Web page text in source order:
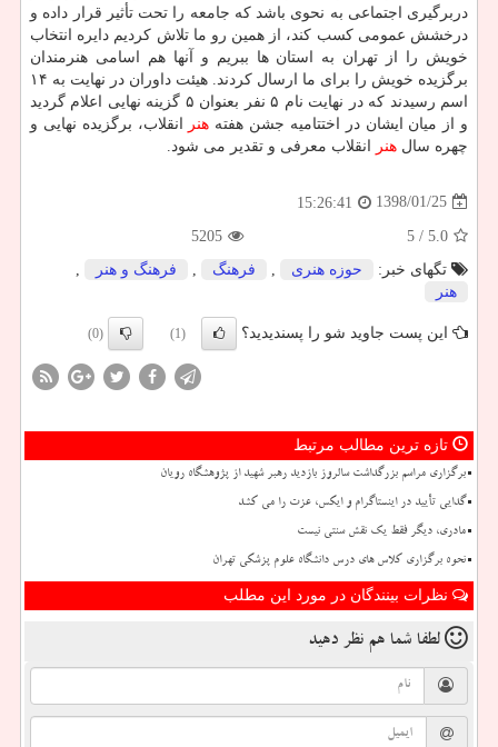
دربرگیری اجتماعی به نحوی باشد كه جامعه را تحت تأثیر قرار داده و
درخشش عمومی كسب كند، از همین رو ما تلاش كردیم دایره انتخاب
خویش را از تهران به استان ها ببریم و آنها هم اسامی هنرمندان
برگزیده خویش را برای ما ارسال كردند. هیئت داوران در نهایت به ۱۴
اسم رسیدند كه در نهایت نام ۵ نفر بعنوان ۵ گزینه نهایی اعلام گردید
و از میان ایشان در اختتامیه جشن هفته هنر
انقلاب، برگزیده نهایی و
چهره سال هنر انقلاب معرفی و تقدیر می شود.
1398/01/25
15:26:41
5.0
/ 5
5205
تگهای خبر:
حوزه هنری فرهنگ فرهنگ و هنر
هنر
این پست جاوید شو را پسندیدید؟ (1)
(0)
تازه ترین مطالب مرتبط
برگزاری مراسم بزرگداشت سالروز بازدید رهبر شهید از پژوهشگاه رویان
گدایی تأیید در اینستاگرام و ایکس، عزت را می کشد
مادری، دیگر فقط یک نقش سنتی نیست
نحوه برگزاری کلاس های درس دانشگاه علوم پزشکی تهران
نظرات بینندگان در مورد این مطلب
لطفا شما هم نظر دهید